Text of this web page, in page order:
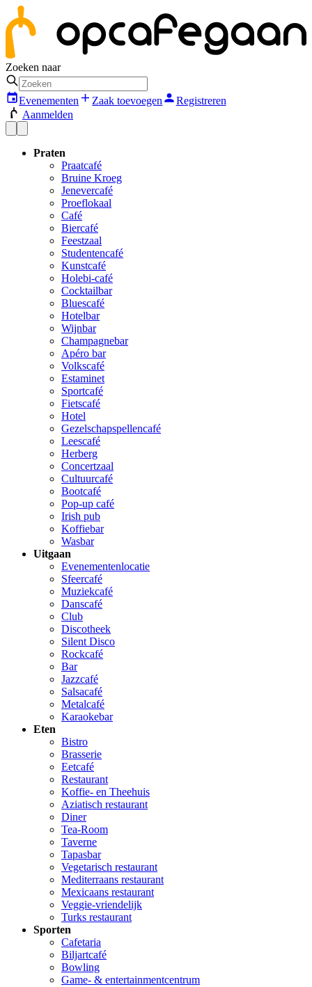
Zoeken naar
Evenementen Zaak toevoegen
Registreren
Aanmelden
Praten
Praatcafé
Bruine Kroeg
Jenevercafé
Proeflokaal
Café
Biercafé
Feestzaal
Studentencafé
Kunstcafé
Holebi-café
Cocktailbar
Bluescafé
Hotelbar
Wijnbar
Champagnebar
Apéro bar
Volkscafé
Estaminet
Sportcafé
Fietscafé
Hotel
Gezelschapspellencafé
Leescafé
Herberg
Concertzaal
Cultuurcafé
Bootcafé
Pop-up café
Irish pub
Koffiebar
Wasbar
Uitgaan
Evenementenlocatie
Sfeercafé
Muziekcafé
Danscafé
Club
Discotheek
Silent Disco
Rockcafé
Bar
Jazzcafé
Salsacafé
Metalcafé
Karaokebar
Eten
Bistro
Brasserie
Eetcafé
Restaurant
Koffie- en Theehuis
Aziatisch restaurant
Diner
Tea-Room
Taverne
Tapasbar
Vegetarisch restaurant
Mediterraans restaurant
Mexicaans restaurant
Veggie-vriendelijk
Turks restaurant
Sporten
Cafetaria
Biljartcafé
Bowling
Game- & entertainmentcentrum